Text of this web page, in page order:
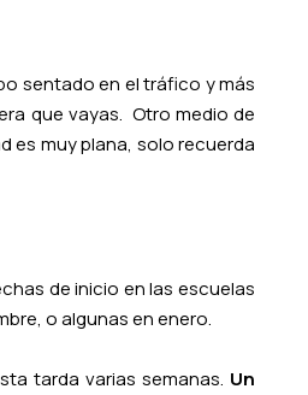
sentado en el tráfico y más
que vayas. Otro medio de
es muy plana, solo recuerda
de inicio en las escuelas
o algunas en enero.
tarda varias semanas. Un